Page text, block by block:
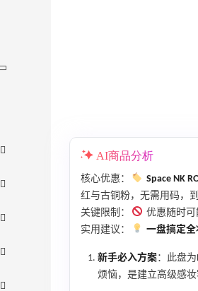
AI商品分析
核心优惠： Space NK
红与古铜粉，无需用码，
关键限制：
优惠随时可
实用建议：
一盘搞定全
新手必入方案：此盘
烦恼，是建立高级感妆